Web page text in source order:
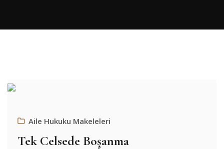
Aile Hukuku Makeleleri
Tek Celsede Boşanma